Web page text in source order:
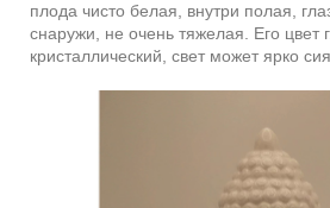
плода чисто белая, внутри полая,
снаружи, не очень тяжелая. Его цвет
кристаллический, свет может ярко